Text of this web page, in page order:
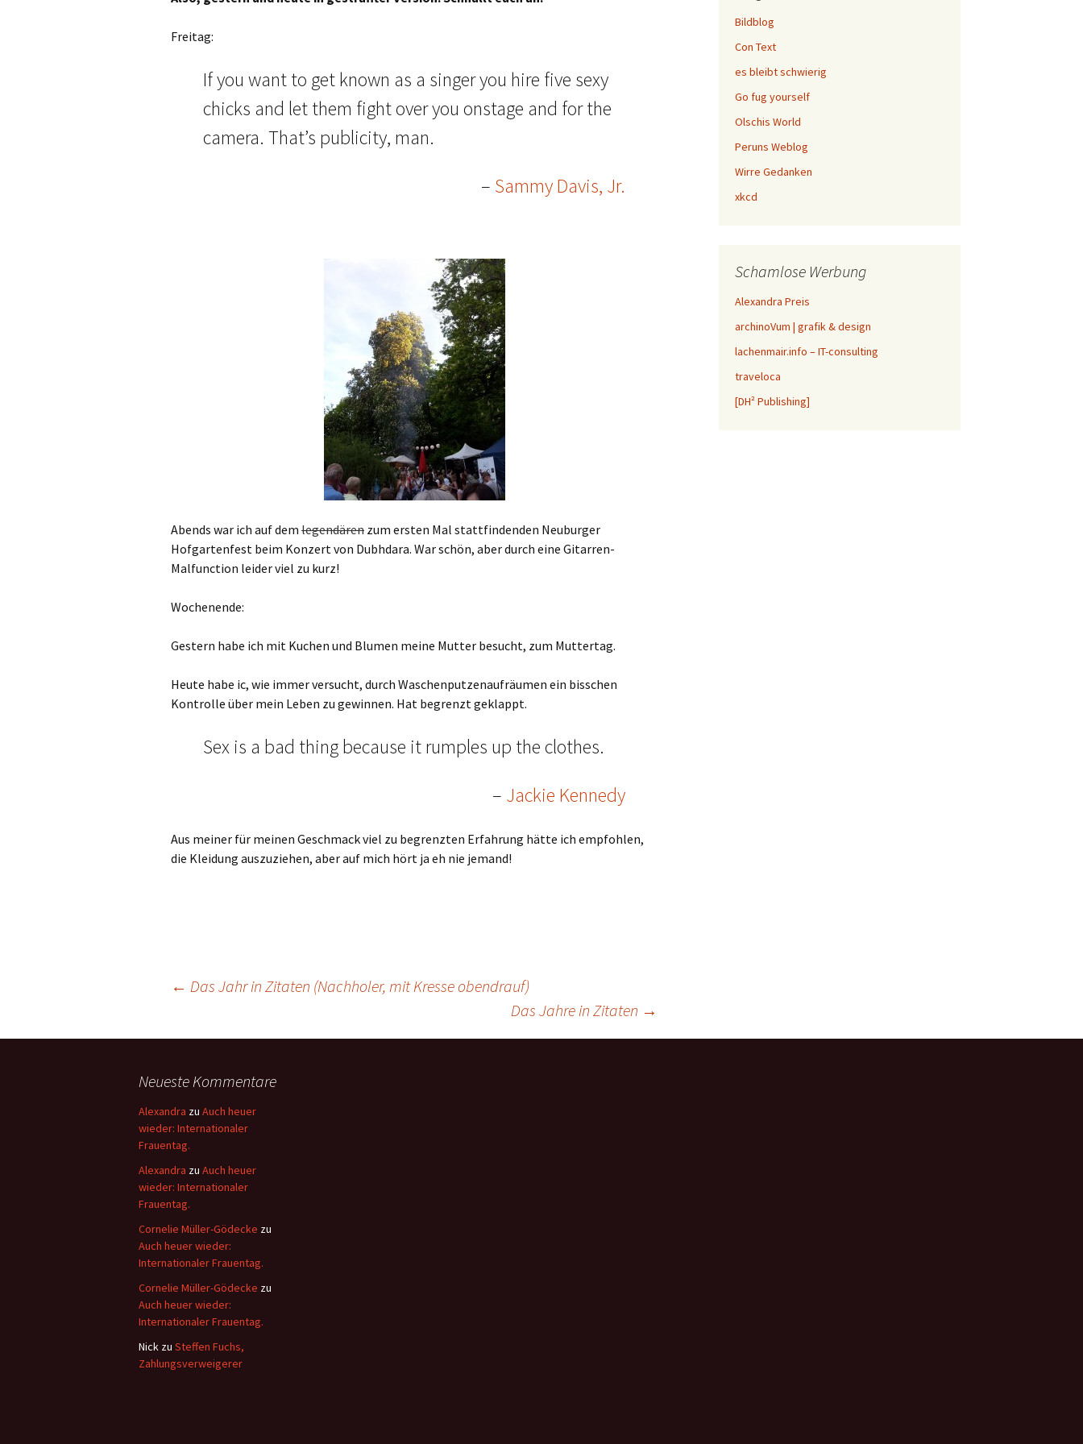
Freitag:
If you want to get known as a singer you hire five sexy
chicks and let them fight over you onstage and for the
camera. That’s publicity, man.
– Sammy Davis, Jr.
Abends war ich auf dem legendären zum ersten Mal stattfindenden Neuburger
Hofgartenfest beim Konzert von Dubhdara. War schön, aber durch eine Gitarren-
Malfunction leider viel zu kurz!
Wochenende:
Gestern habe ich mit Kuchen und Blumen meine Mutter besucht, zum Muttertag.
Heute habe ic, wie immer versucht, durch Waschenputzenaufräumen ein bisschen
Kontrolle über mein Leben zu gewinnen. Hat begrenzt geklappt.
Sex is a bad thing because it rumples up the clothes.
– Jackie Kennedy
Aus meiner für meinen Geschmack viel zu begrenzten Erfahrung hätte ich empfohlen,
die Kleidung auszuziehen, aber auf mich hört ja eh nie jemand!
Beitragsnavigation
← Das Jahr in Zitaten (Nachholer, mit Kresse obendrauf)
Das Jahre in Zitaten →
Bildblog
Con Text
es bleibt schwierig
Go fug yourself
Olschis World
Peruns Weblog
Wirre Gedanken
xkcd
Schamlose Werbung
Alexandra Preis
archinoVum | grafik & design
lachenmair.info – IT-consulting
traveloca
[DH² Publishing]
Neueste Kommentare
Alexandra zu Auch heuer
wieder: Internationaler
Frauentag.
Alexandra zu Auch heuer
wieder: Internationaler
Frauentag.
Cornelie Müller-Gödecke zu
Auch heuer wieder:
Internationaler Frauentag.
Cornelie Müller-Gödecke zu
Auch heuer wieder:
Internationaler Frauentag.
Nick zu Steffen Fuchs,
Zahlungsverweigerer